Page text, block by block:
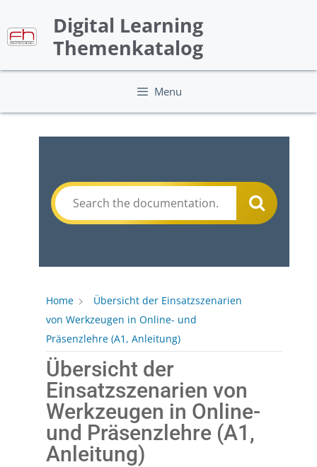
content
Digital Learning
Themenkatalog
Menu
Home
Übersicht der Einsatzszenarien
von Werkzeugen in Online- und
Präsenzlehre (A1, Anleitung)
Übersicht der
Einsatzszenarien von
Werkzeugen in Online-
und Präsenzlehre (A1,
Anleitung)